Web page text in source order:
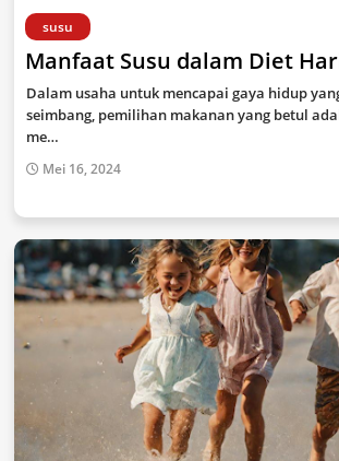
susu
Manfaat Susu dalam Diet
Dalam usaha untuk mencapai gaya hidup
seimbang, pemilihan makanan yang betul
me…
Mei 16, 2024